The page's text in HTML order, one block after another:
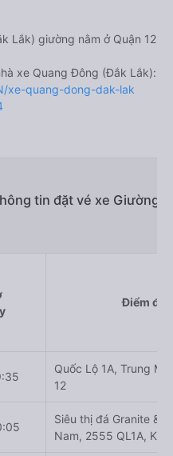
Lắk) giường nằm ở Quận 12
xe Quang Đông (Đắk Lắk):
xe-quang-dong-dak-lak
tin đặt vé xe Giường
Điểm đi
Quốc Lộ 1A, Trung
12
Siêu thị đá Granite &
Nam, 2555 QL1A, Khu